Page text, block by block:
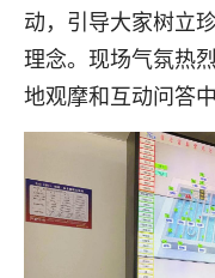
动，引导大家树立
理念。现场气氛热
地观摩和互动问答